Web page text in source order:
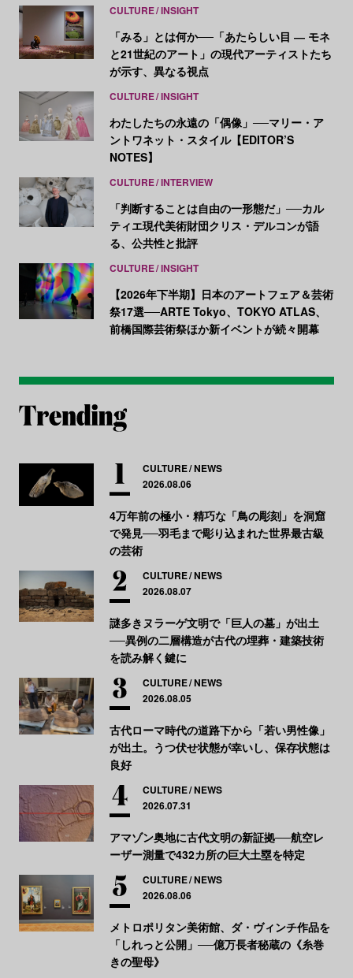
CULTURE INSIGHT
「みる」とは何か──「あたらしい目 ― モネ
と21世紀のアート」の現代アーティストたち
が示す、異なる視点
CULTURE INSIGHT
わたしたちの永遠の「偶像」──マリー・ア
ントワネット・スタイル【EDITOR’S
NOTES】
CULTURE INTERVIEW
「判断することは自由の一形態だ」──カル
ティエ現代美術財団クリス・デルコンが語
る、公共性と批評
CULTURE INSIGHT
【2026年下半期】日本のアートフェア＆芸術
祭17選──ARTE Tokyo、TOKYO ATLAS、
前橋国際芸術祭ほか新イベントが続々開幕
CULTURE NEWS
2026.08.06
4万年前の極小・精巧な「鳥の彫刻」を洞窟
で発見──羽毛まで彫り込まれた世界最古級
の芸術
CULTURE NEWS
2026.08.07
謎多きヌラーゲ文明で「巨人の墓」が出土
──異例の二層構造が古代の埋葬・建築技術
を読み解く鍵に
CULTURE NEWS
2026.08.05
古代ローマ時代の道路下から「若い男性像」
が出土。うつ伏せ状態が幸いし、保存状態は
良好
CULTURE NEWS
2026.07.31
アマゾン奥地に古代文明の新証拠──航空レ
ーザー測量で432カ所の巨大土塁を特定
CULTURE NEWS
2026.08.06
メトロポリタン美術館、ダ・ヴィンチ作品を
「しれっと公開」──億万長者秘蔵の《糸巻
きの聖母》